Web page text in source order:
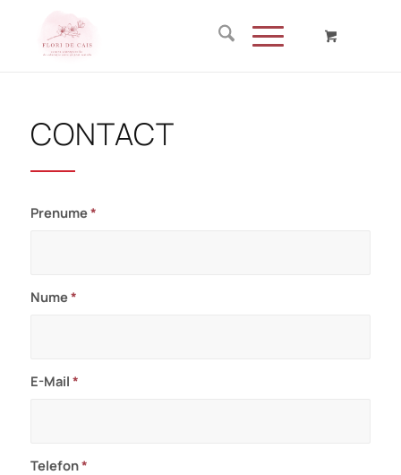
CONTACT
Prenume*
Nume*
E-Mail *
Telefon*